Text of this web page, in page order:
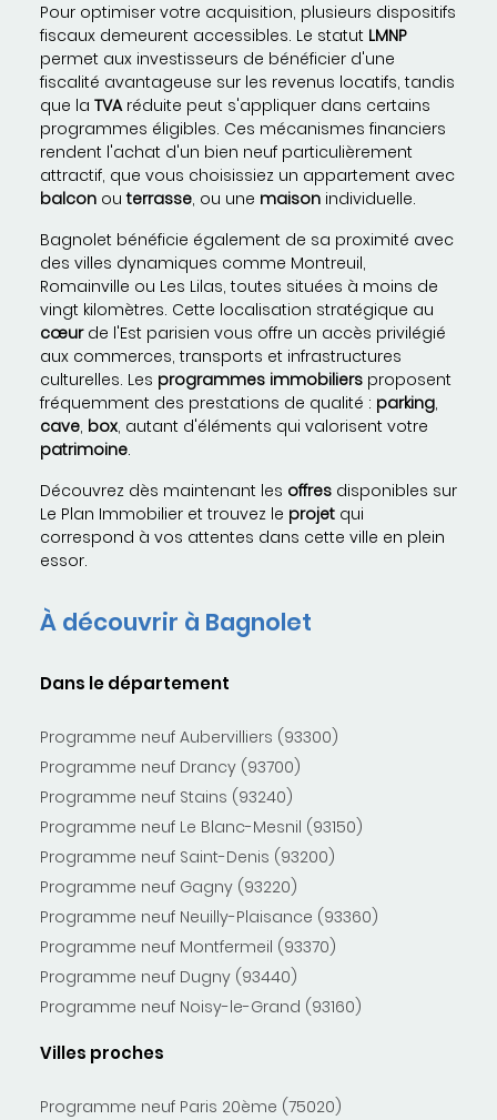
Pour optimiser votre acquisition, plusieurs dispositifs
fiscaux demeurent accessibles. Le statut LMNP
permet aux investisseurs de bénéficier d'une
fiscalité avantageuse sur les revenus locatifs, tandis
que la TVAréduite peut s'appliquer dans certains
programmes éligibles. Ces mécanismes financiers
rendent l'achat d'un bien neuf particulièrement
attractif, que vous choisissiez un appartement avec
balcon outerrasse, ou une maison individuelle.
Bagnolet bénéficie également de sa proximité avec
des villes dynamiques comme Montreuil,
Romainville ou Les Lilas, toutes situées à moins de
vingt kilomètres. Cette localisation stratégique au
cœurde l'Est parisien vous offre un accès privilégié
aux commerces, transports et infrastructures
culturelles. Les programmes immobiliers proposent
fréquemment des prestations de qualité : parking,
cave, box, autant d'éléments qui valorisent votre
patrimoine.
Découvrez dès maintenant les offres disponibles sur
Le Plan Immobilier et trouvez le projet qui
correspond à vos attentes dans cette ville en plein
essor.
À découvrir à Bagnolet
Dans le département
Programme neuf Aubervilliers (93300)
Programme neuf Drancy (93700)
Programme neuf Stains (93240)
Programme neuf Le Blanc-Mesnil (93150)
Programme neuf Saint-Denis (93200)
Programme neuf Gagny (93220)
Programme neuf Neuilly-Plaisance (93360)
Programme neuf Montfermeil (93370)
Programme neuf Dugny (93440)
Programme neuf Noisy-le-Grand (93160)
Villes proches
Programme neuf Paris 20ème (75020)